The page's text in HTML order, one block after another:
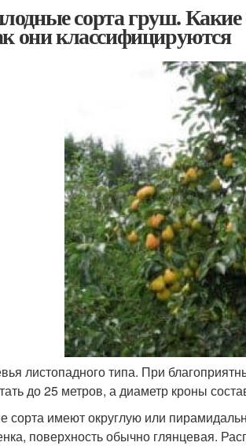
сорта груш.
они классифицируются
листопадного типа. При
до 25 метров, а диаметр кроны
сорта имеют округлую или
поверхность обычно глянцевая.